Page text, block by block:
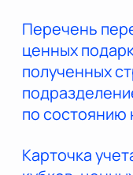
Перечень
ценных
полученных
по состоянию
Карточка